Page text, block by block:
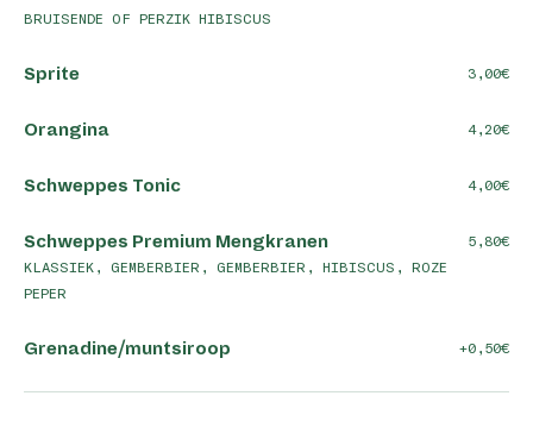
BRUISENDE OF PERZIK HIBISCUS
Sprite 3,00
Orangina 4,20
Schweppes Tonic 4,00
Schweppes Premium Mengkranen
KLASSIEK, GEMBERBIER, GEMBERBIER, HIBISCUS, ROZE
PEPER
5,80
Grenadine/muntsiroop +0,50